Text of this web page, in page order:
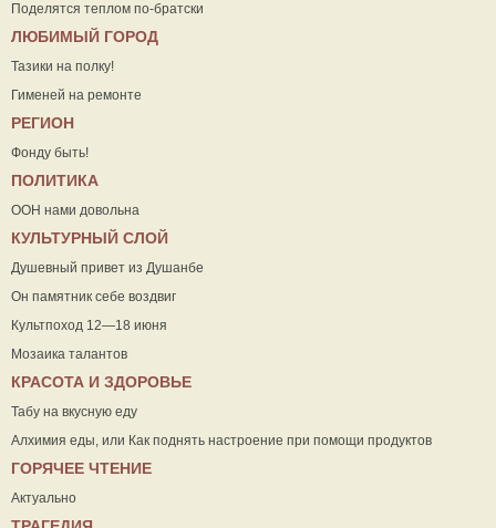
Поделятся теплом по-братски
ЛЮБИМЫЙ ГОРОД
Тазики на полку!
Гименей на ремонте
РЕГИОН
Фонду быть!
ПОЛИТИКА
ООН нами довольна
КУЛЬТУРНЫЙ СЛОЙ
Душевный привет из Душанбе
Он памятник себе воздвиг
Культпоход 12—18 июня
Мозаика талантов
КРАСОТА И ЗДОРОВЬЕ
Табу на вкусную еду
Алхимия еды, или Как поднять настроение при помощи продуктов
ГОРЯЧЕЕ ЧТЕНИЕ
Актуально